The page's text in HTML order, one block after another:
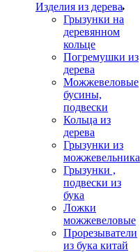
Изделия из дерева
Грызунки на
деревянном
кольце
Погремушки из
дерева
Можжевеловые
бусины,
подвески
Кольца из
дерева
Грызунки из
можжевельника
Грызунки ,
подвески из
бука
Ложки
можжевеловые
Прорезыватели
из бука китай